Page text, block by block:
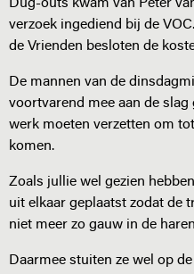
Dug-outs kwam van Peter
verzoek ingediend bij de
de Vrienden besloten de
De mannen van de
voortvarend mee aan de slag
werk moeten verzetten om
komen.
Zoals jullie wel gezien
uit elkaar geplaatst zodat de
niet meer zo gauw in de
Daarmee stuiten ze wel op